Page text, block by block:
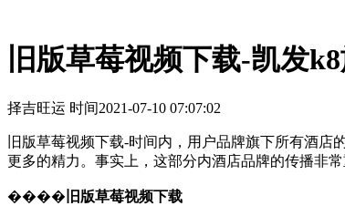
旧版草莓视频下载-凯发
择吉旺运 时间2021-07-10 07:07:02
旧版草莓视频下载-时间内，用户品牌旗下所有酒
更多的精力。事实上，这部分内酒店品牌的传播非
���� 旧版草莓视频下载